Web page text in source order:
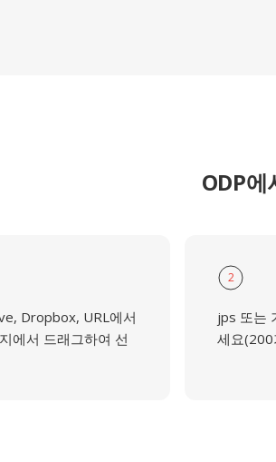
ODP에
Dropbox, URL에서
에서 드래그하여 선
2
jps 또는
세요(200